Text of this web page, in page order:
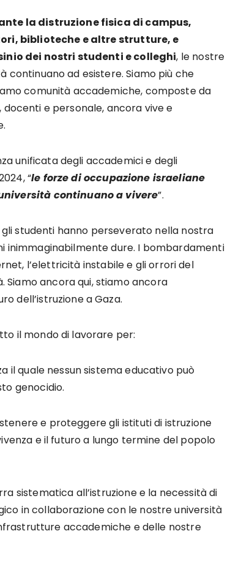
la distruzione fisica di campus,
biblioteche e altre strutture, e
dei nostri studenti e colleghi, le nostre
continuano ad esistere. Siamo più che
comunità accademiche, composte da
docenti e personale, ancora vive e
unificata degli accademici e degli
“le forze di occupazione israeliane
continuano a vivere”.
studenti hanno perseverato nella nostra
inimmaginabilmente dure. I bombardamenti
l’elettricità instabile e gli orrori del
Siamo ancora qui, stiamo ancora
dell’istruzione a Gaza.
il mondo di lavorare per:
il quale nessun sistema educativo può
genocidio.
e proteggere gli istituti di istruzione
e il futuro a lungo termine del popolo
sistematica all’istruzione e la necessità di
in collaborazione con le nostre università
accademiche e delle nostre